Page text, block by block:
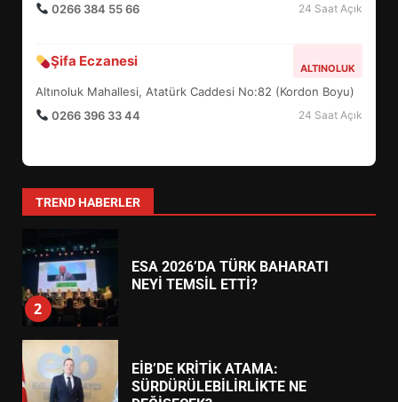
0266 384 55 66
24 Saat Açık
Şifa Eczanesi ALTINOLUK
Altınoluk Mahallesi, Atatürk Caddesi No:82 (Kordon Boyu)
0266 396 33 44
24 Saat Açık
TREND HABERLER
7
YENİ YÖNETİM NASIL
ŞEKİLLENDİ?
1
HAREKETE GEÇİYOR: GÖZLER
2
ESA 2026’DA TÜRK BAHARATI
NEYİ TEMSİL ETTİ?
EİB’DE KRİTİK ATAMA:
SÜRDÜRÜLEBİLİRLİKTE NE